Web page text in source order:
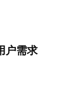
户需求